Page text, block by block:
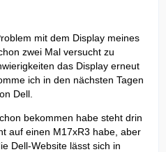
mit dem Display meines
zwei Mal versucht zu
das Display erneut
ich in den nächsten Tagen
Dell.
bekommen habe steht drin
auf einen M17xR3 habe, aber
Dell-Website lässt sich in